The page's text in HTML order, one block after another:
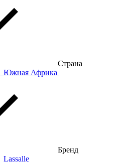
Страна
Южная Африка
Бренд
Lassalle